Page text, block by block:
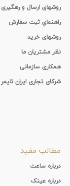
روشهای ارسال و رهگیری
راهنماي ثبت سفارش
روشهای خرید
نظر مشتریان ما
همکاری سازمانی
شرکای تجاری ایران تایمر
مطالب مفید
درباره ساعت
درباره عینک